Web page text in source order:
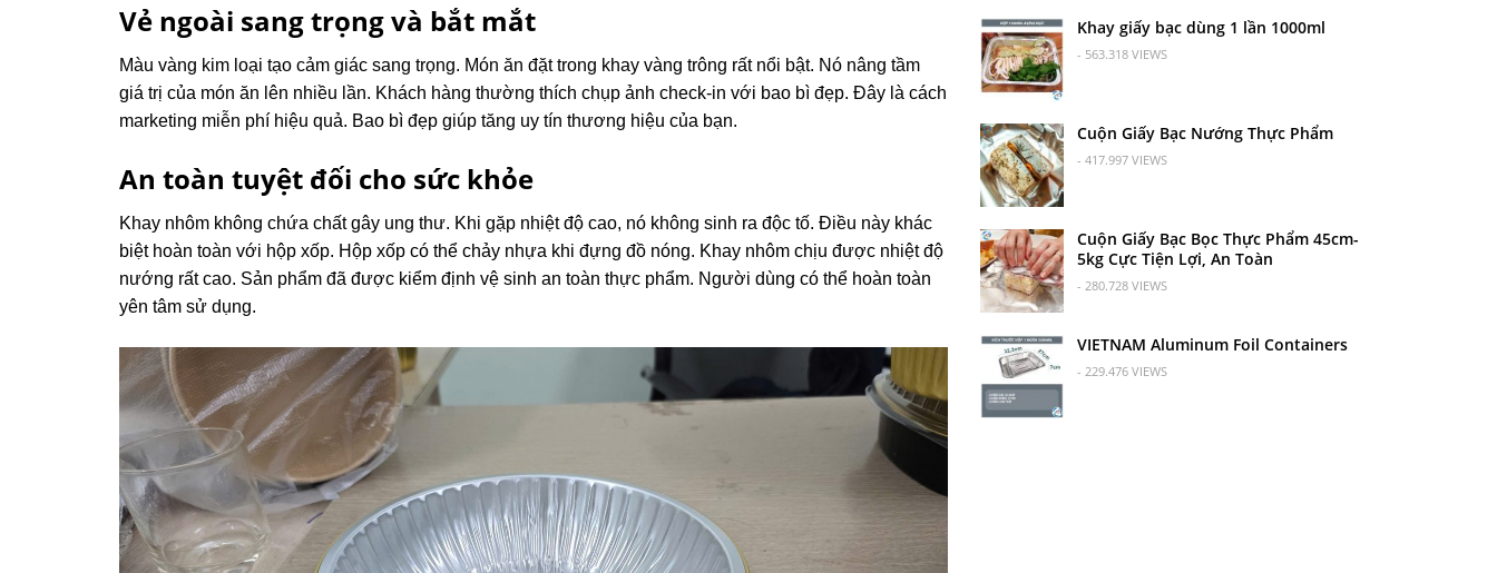
Vẻ ngoài sang trọng và bắt mắt
Màu vàng kim loại tạo cảm giác sang trọng. Món ăn đặt trong khay vàng trông rất nổi bật. Nó nâng tầm
giá trị của món ăn lên nhiều lần. Khách hàng thường thích chụp ảnh check-in với bao bì đẹp. Đây là cách
marketing miễn phí hiệu quả. Bao bì đẹp giúp tăng uy tín thương hiệu của bạn.
An toàn tuyệt đối cho sức khỏe
Khay nhôm không chứa chất gây ung thư. Khi gặp nhiệt độ cao, nó không sinh ra độc tố. Điều này khác
biệt hoàn toàn với hộp xốp. Hộp xốp có thể chảy nhựa khi đựng đồ nóng. Khay nhôm chịu được nhiệt độ
nướng rất cao. Sản phẩm đã được kiểm định vệ sinh an toàn thực phẩm. Người dùng có thể hoàn toàn
yên tâm sử dụng.
Khay giấy bạc dùng 1 lần 1000ml
- 563.318 VIEWS
Cuộn Giấy Bạc Nướng Thực Phẩm
- 417.997 VIEWS
Cuộn Giấy Bạc Bọc Thực Phẩm 45cm-
5kg Cực Tiện Lợi, An Toàn
- 280.728 VIEWS
VIETNAM Aluminum Foil Containers
- 229.476 VIEWS